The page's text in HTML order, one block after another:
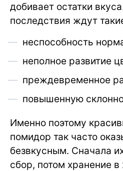
добивает остатки
последствия ждут
неспособность
неполное развитие
преждевременное
повышенную
Именно поэтому
помидор так часто
безвкусным. Сначала
сбор, потом хранение в